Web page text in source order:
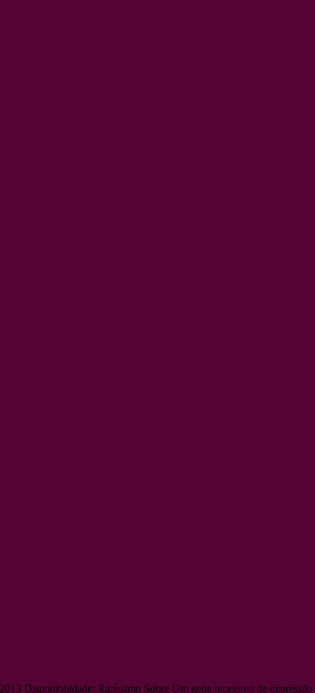
Disponibilidade: Raríssimo Sobre Um gene recessivo de expressão